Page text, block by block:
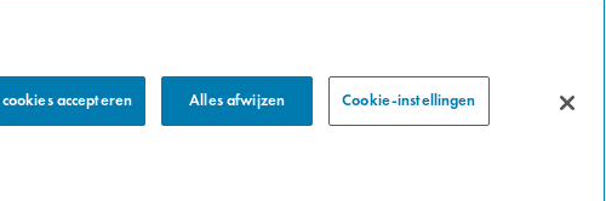
accepteren Alles afwijzen Cookie-instellingen